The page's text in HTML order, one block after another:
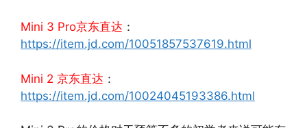
Mini 3 Pro京东直达 ：
https://item.jd.com/10051857537619.html
Mini 2 京东直达 ：
https://item.jd.com/10024045193386.html